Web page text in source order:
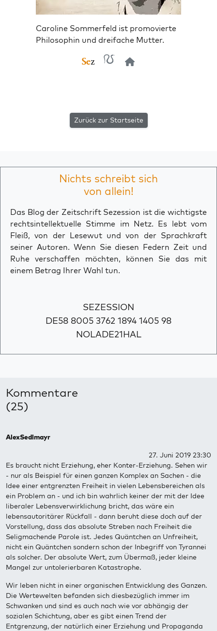
Caroline Sommerfeld ist promovierte
Philosophin und dreifache Mutter.
Zurück zur Startseite
Nichts schreibt sich
von allein!
Das Blog der Zeitschrift Sezession ist die wichtigste
rechtsintellektuelle Stimme im Netz. Es lebt vom
Fleiß, von der Lesewut und von der Sprachkraft
seiner Autoren. Wenn Sie diesen Federn Zeit und
Ruhe verschaffen möchten, können Sie das mit
einem Betrag Ihrer Wahl tun.
SEZESSION
DE58 8005 3762 1894 1405 98
NOLADE21HAL
Kommentare
(25)
AlexSedlmayr
27. Juni 2019 23:30
Es braucht nicht Erziehung, eher Konter-Erziehung. Sehen wir
- nur als Beispiel für einen ganzen Komplex an Sachen - die
Idee einer entgrenzten Freiheit in vielen Lebensbereichen als
ein Problem an - und ich bin wahrlich keiner der mit der Idee
liberaler Lebensverwirklichung bricht, das wäre ein
lebensautoritärer Rückfall - dann beruht diese doch auf der
Vorstellung, dass das absolute Streben nach Freiheit die
Seligmachende Parole ist. Jedes Quäntchen an Unfreiheit,
nicht ein Quäntchen sondern schon der Inbegriff von Tyrannei
als solcher. Der absolute Wert, zum Übermaß, jeder kleine
Mangel zur untolerierbaren Katastrophe.
Wir leben nicht in einer organischen Entwicklung des Ganzen.
Die Wertewelten befanden sich diesbezüglich immer im
Schwanken und sind es auch nach wie vor abhängig der
sozialen Schichtung, aber es gibt einen Trend der
Entgrenzung, der natürlich einer Erziehung und Propaganda